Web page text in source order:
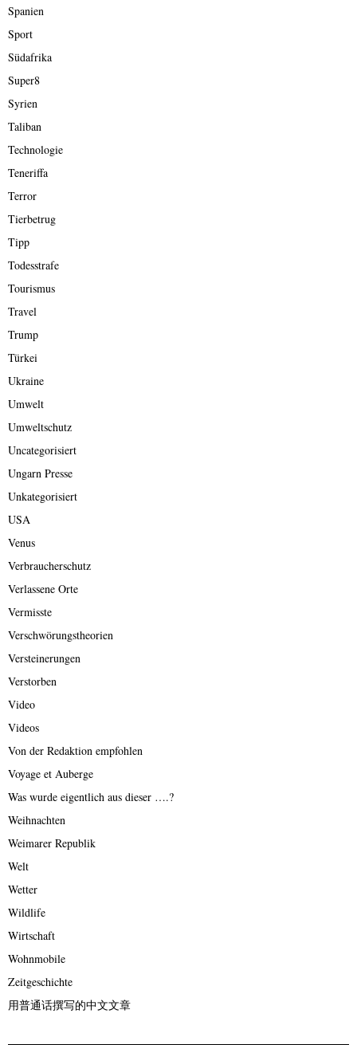
Spanien
Sport
Südafrika
Super8
Syrien
Taliban
Technologie
Teneriffa
Terror
Tierbetrug
Tipp
Todesstrafe
Tourismus
Travel
Trump
Türkei
Ukraine
Umwelt
Umweltschutz
Uncategorisiert
Ungarn Presse
Unkategorisiert
USA
Venus
Verbraucherschutz
Verlassene Orte
Vermisste
Verschwörungstheorien
Versteinerungen
Verstorben
Video
Videos
Von der Redaktion empfohlen
Voyage et Auberge
Was wurde eigentlich aus dieser ….?
Weihnachten
Weimarer Republik
Welt
Wetter
Wildlife
Wirtschaft
Wohnmobile
Zeitgeschichte
用普通话撰写的中文文章